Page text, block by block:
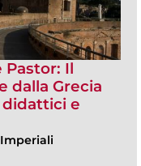
Pastor: Il
dalla Grecia
didattici e